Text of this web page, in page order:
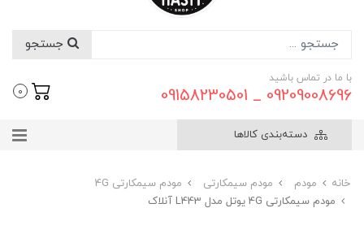
با ما در تماس باشید
09209008696 _ 09158230501
0
دسته‌بندی کالاها
خانه مودم مودم سیمکارتی
مودم سیمکارتی 4G
مودم سیمکارتی 4G یوتل مدل L443 آنلاک